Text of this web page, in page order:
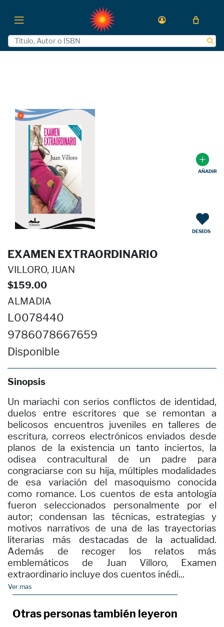
EXAMEN EXTRAORDINARIO
VILLORO, JUAN
$159.00
ALMADIA
L0078440
9786078667659
Disponible
Sinopsis
AÑADIR
DESEOS
Un mariachi con serios conflictos de identidad,
duelos entre escritores que se remontan a
belicosos encuentros juveniles en talleres de
escritura, correos electrónicos enviados desde
planos de la existencia un tanto inciertos, la
odisea contracultural de un padre para
congraciarse con su hija, múltiples modalidades
de esa variación del masoquismo conocida
como romance. Los cuentos de esta antología
fueron seleccionados personalmente por el
autor; condensan las técnicas, estrategias y
motivos narrativos de una de las trayectorias
literarias más destacadas de la actualidad.
Además de recoger los relatos más
emblemáticos de Juan Villoro, Examen
extraordinario incluye dos cuentos inédi...
Ver mas
Otras personas también leyeron